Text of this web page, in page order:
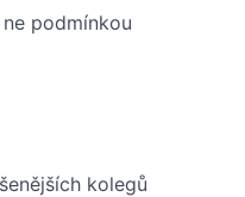
podmínkou
kolegů